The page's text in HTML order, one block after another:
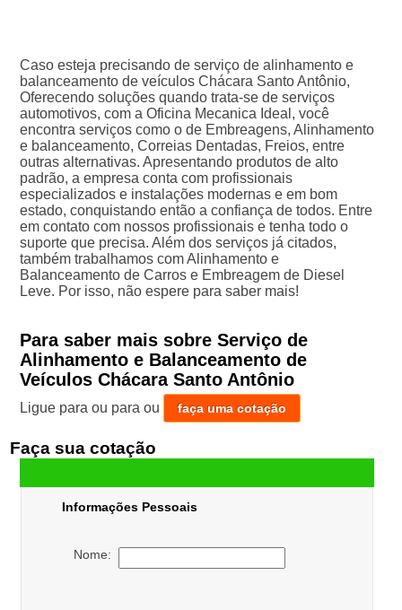
Caso esteja precisando de serviço de alinhamento e
balanceamento de veículos Chácara Santo Antônio,
Oferecendo soluções quando trata-se de serviços
automotivos, com a Oficina Mecanica Ideal, você
encontra serviços como o de Embreagens, Alinhamento
e balanceamento, Correias Dentadas, Freios, entre
outras alternativas. Apresentando produtos de alto
padrão, a empresa conta com profissionais
especializados e instalações modernas e em bom
estado, conquistando então a confiança de todos. Entre
em contato com nossos profissionais e tenha todo o
suporte que precisa. Além dos serviços já citados,
também trabalhamos com Alinhamento e
Balanceamento de Carros e Embreagem de Diesel
Leve. Por isso, não espere para saber mais!
Para saber mais sobre Serviço de
Alinhamento e Balanceamento de
Veículos Chácara Santo Antônio
Ligue para ou para ou faça uma cotação
Faça sua cotação
Informações Pessoais
Nome: